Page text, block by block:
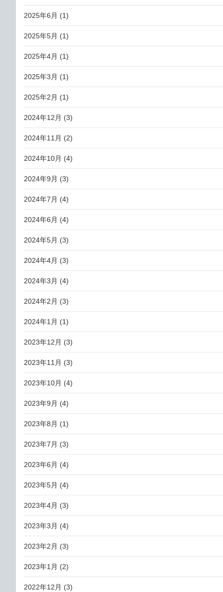
2025年6月 (1)
2025年5月 (1)
2025年4月 (1)
2025年3月 (1)
2025年2月 (1)
2024年12月 (3)
2024年11月 (2)
2024年10月 (4)
2024年9月 (3)
2024年7月 (4)
2024年6月 (4)
2024年5月 (3)
2024年4月 (3)
2024年3月 (4)
2024年2月 (3)
2024年1月 (1)
2023年12月 (3)
2023年11月 (3)
2023年10月 (4)
2023年9月 (4)
2023年8月 (1)
2023年7月 (3)
2023年6月 (4)
2023年5月 (4)
2023年4月 (3)
2023年3月 (4)
2023年2月 (3)
2023年1月 (2)
2022年12月 (3)